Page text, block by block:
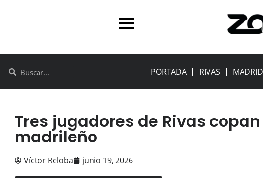
PORTADA RIVAS
Tres jugadores de Rivas copan
madrileño
Víctor Reloba junio 19, 2026